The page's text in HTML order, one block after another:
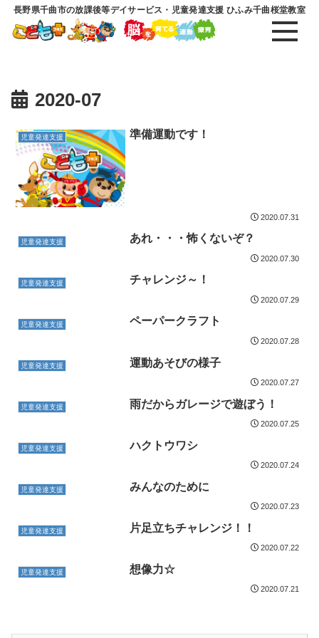
長野県千曲市の放課後等デイサービス・児童発達支援 ひふみ千曲桜堂教室
2020-07
児童発達支援 準備運動です！
2020.07.31
児童発達支援 あれ・・・怖くないぞ？
2020.07.30
児童発達支援 チャレンジ～！
2020.07.29
児童発達支援 ペーパークラフト
2020.07.28
児童発達支援 運動あそびの様子
2020.07.27
児童発達支援 雨だからガレージで遊ぼう！
2020.07.25
児童発達支援 ハクトウワシ
2020.07.24
児童発達支援 みんなのために
2020.07.23
児童発達支援 片足立ちチャレンジ！！
2020.07.22
児童発達支援 想像力☆
2020.07.21